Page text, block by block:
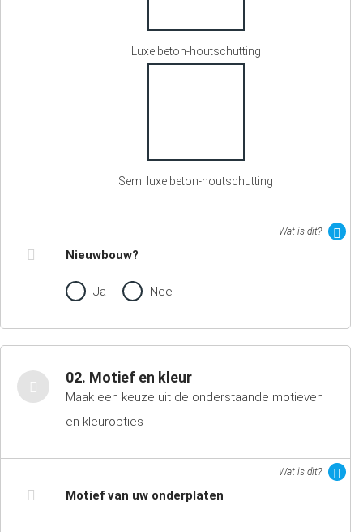
Luxe beton-houtschutting
Semi luxe beton-houtschutting
Wat is dit?
Nieuwbouw?
Ja Nee
02. Motief en kleur
Maak een keuze uit de onderstaande motieven
en kleuropties
Wat is dit?
Motief van uw onderplaten